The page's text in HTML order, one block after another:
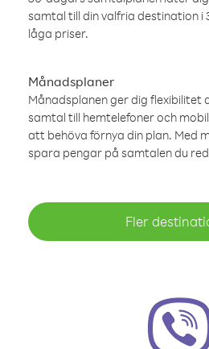
samtal till din valfria destination i
låga priser.
Månadsplaner
Månadsplanen ger dig
samtal till hemtelefoner och
att behöva förnya din plan. Med
spara pengar på samtalen du
Fler